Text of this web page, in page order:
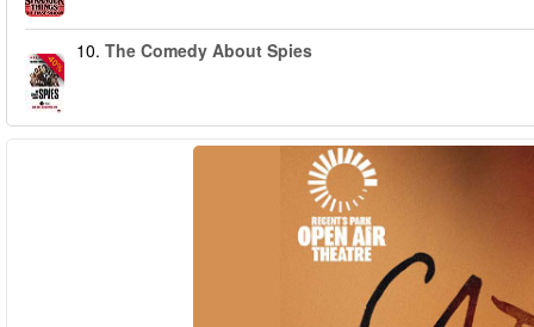
-40%
10. The Comedy About Spies